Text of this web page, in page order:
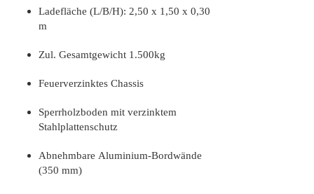
Ladefläche (L/B/H): 2,50 x 1,50 x 0,30
m
Zul. Gesamtgewicht 1.500kg
Feuerverzinktes Chassis
Sperrholzboden mit verzinktem
Stahlplattenschutz
Abnehmbare Aluminium-Bordwände
(350 mm)